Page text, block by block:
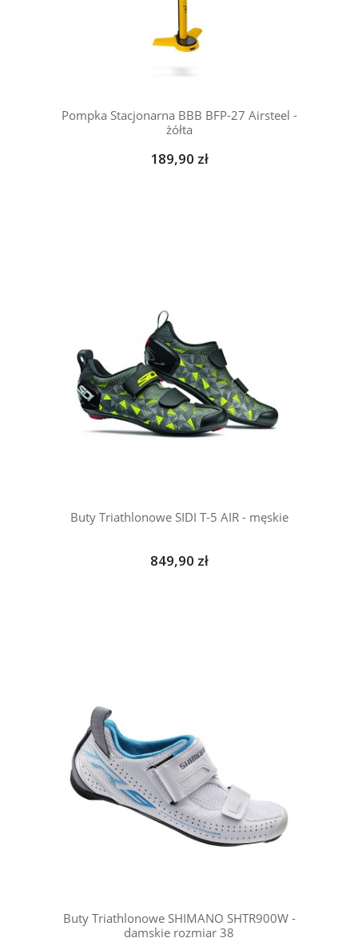
Pompka Stacjonarna BBB BFP-27 Airsteel -
żółta
189,90 zł
Buty Triathlonowe SIDI T-5 AIR - męskie
849,90 zł
Buty Triathlonowe SHIMANO SHTR900W -
damskie rozmiar 38